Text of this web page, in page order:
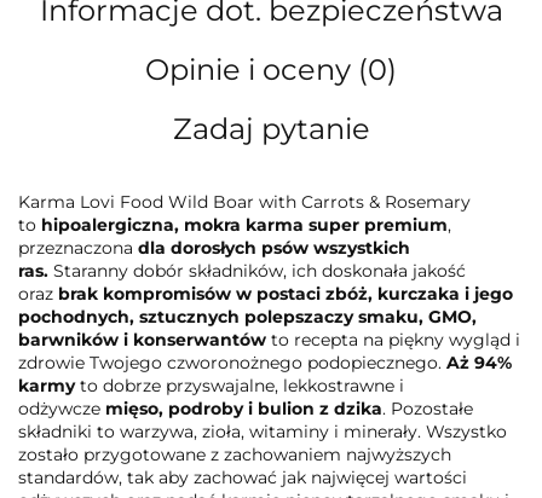
Informacje dot. bezpieczeństwa
Opinie i oceny (0)
Zadaj pytanie
Karma Lovi Food Wild Boar with Carrots & Rosemary
to hipoalergiczna, mokra karma super premium,
przeznaczona dla dorosłych psów wszystkich
ras. Staranny dobór składników, ich doskonała jakość
oraz brak kompromisów w postaci zbóż, kurczaka i jego
pochodnych, sztucznych polepszaczy smaku, GMO,
barwników i konserwantów to recepta na piękny wygląd i
zdrowie Twojego czworonożnego podopiecznego. Aż 94%
karmy to dobrze przyswajalne, lekkostrawne i
odżywcze mięso, podroby i bulion z dzika. Pozostałe
składniki to warzywa, zioła, witaminy i minerały. Wszystko
zostało przygotowane z zachowaniem najwyższych
standardów, tak aby zachować jak najwięcej wartości